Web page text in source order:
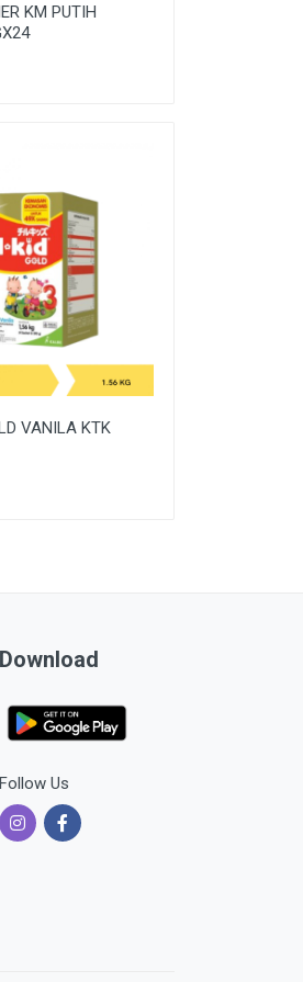
KM PUTIH
VANILA KTK
Download
Follow Us